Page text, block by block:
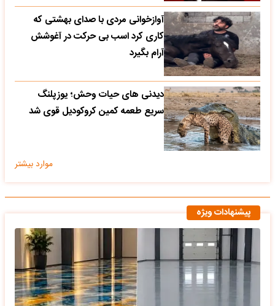
آوازخوانی مردی با صدای بهشتی که
کاری کرد اسب بی حرکت در آغوشش
آرام بگیرد
دیدنی های حیات وحش؛ یوزپلنگ
سریع طعمه کمین کروکودیل قوی شد
موارد بیشتر
پیشنهادات ویژه